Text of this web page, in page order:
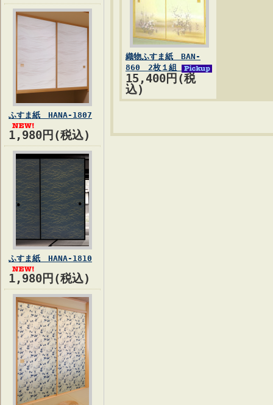
ふすま紙 HANA-1807
1,980円(税込)
ふすま紙 HANA-1810
1,980円(税込)
織物ふすま紙 BAN-
860 2枚１組
15,400円(税
込)